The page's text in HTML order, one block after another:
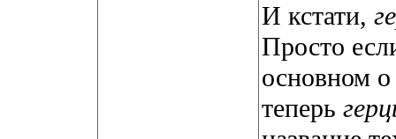
И кстати,
Просто
основном о
теперь